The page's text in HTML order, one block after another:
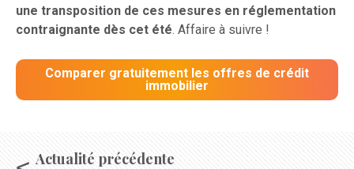
une transposition de ces mesures en réglementation
contraignante dès cet été. Affaire à suivre !
Comparer gratuitement les offres de crédit
immobilier
Actualité précédente